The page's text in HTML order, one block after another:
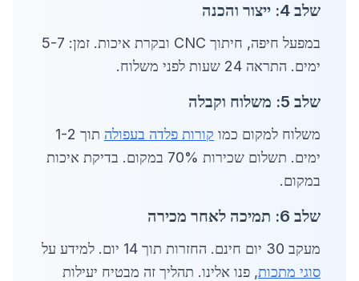
שלב 4: ייצור והכנה
במפעל חיפה, חיתוך CNC ובקרת איכות. זמן: 5-7
ימים. התראה 24 שעות לפני משלוח.
שלב 5: משלוח וקבלה
משלוח למקום כמו קורות פלדה בעפולה
תוך 1-2
ימים. תשלום שכירות 70% במקום. בדיקת איכות
במקום.
שלב 6: תמיכה לאחר מכירה
מעקב 30 יום חינם. החזרות תוך 14 יום. למידע על
סוגי מתכות, פנו אלינו. תהליך זה מבטיח יעילות